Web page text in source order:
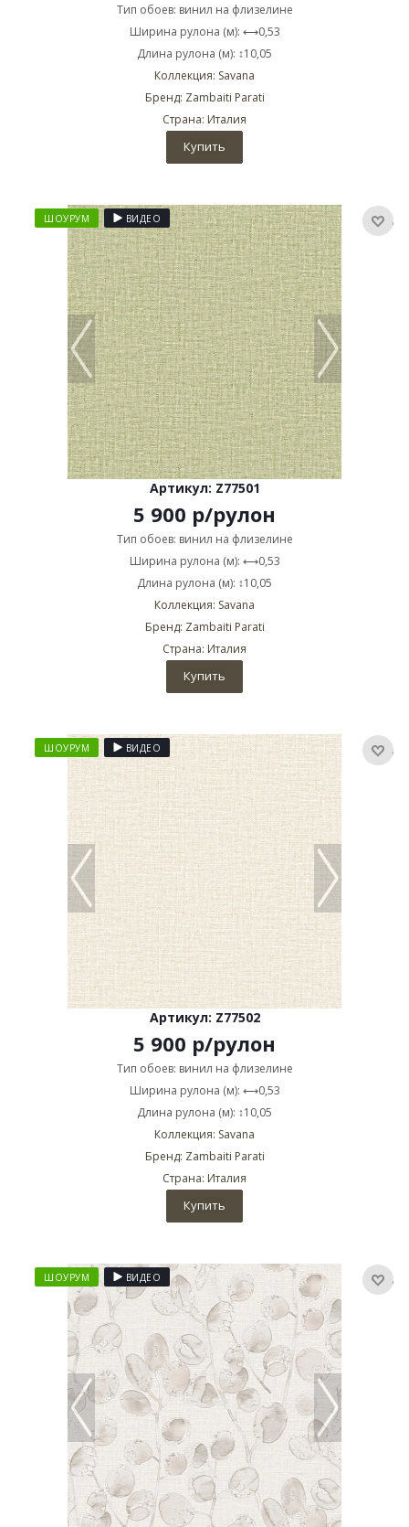
Тип обоев: винил на флизелине
Ширина рулона (м): ⟷0,53
Длина рулона (м): ↕10,05
Коллекция: Savana
Бренд: Zambaiti Parati
Страна: Италия
Купить
ШОУРУМ ВИДЕО
Артикул: Z77501
5 900 р/рулон
Тип обоев: винил на флизелине
Ширина рулона (м): ⟷0,53
Длина рулона (м): ↕10,05
Коллекция: Savana
Бренд: Zambaiti Parati
Страна: Италия
Купить
ШОУРУМ ВИДЕО
Артикул: Z77502
5 900 р/рулон
Тип обоев: винил на флизелине
Ширина рулона (м): ⟷0,53
Длина рулона (м): ↕10,05
Коллекция: Savana
Бренд: Zambaiti Parati
Страна: Италия
Купить
ШОУРУМ ВИДЕО